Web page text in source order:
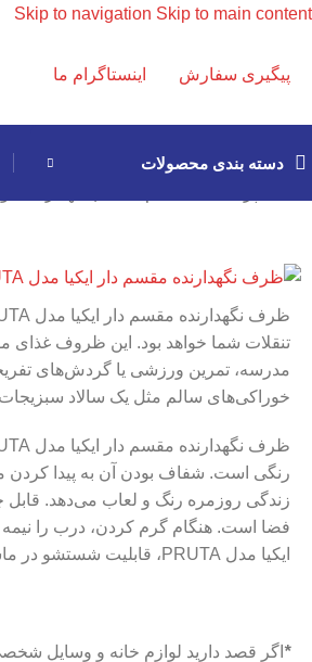
Skip to navigation Skip to main content
پیگیری سفارش اینستاگرام ما
دسته بندی محصولات
تنقلات شما خواهد بود. این ظروف غذای
مدرسه، تمرین ورزشی یا گردش‌های
خوراکی‌های سالم مثل یک سالاد سبزیجات
رنگی است. شفاف بودن آن به پیدا
زندگی روزمره رنگ و لعاب می‌دهد.
فضا است. هنگام گرم کردن، درب را نیمه
ایکیا مدل PRUTA، قابلیت شستشو در ماشین ظرفشویی را دارد.
* اگر قصد دارید لوازم خانه و وسایل